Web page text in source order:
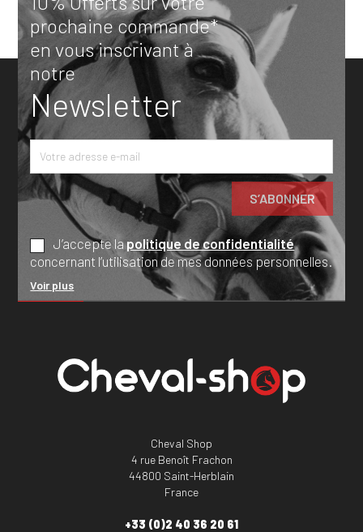
prochaine commande*
en vous inscrivant à
notre
Newsletter
J’accepte lapolitique de confidentialité
concernant l’utilisation de mes données personnelles.
Voir plus
Cheval Shop
4 rue Benoît Frachon
44800 Saint-Herblain
France
+33 (0)2 40 36 20 61